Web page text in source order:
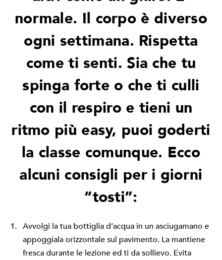
normale. Il corpo è diverso
ogni settimana. Rispetta
come ti senti. Sia che tu
spinga forte o che ti culli
con il respiro e tieni un
ritmo più easy, puoi goderti
la classe comunque. Ecco
alcuni consigli per i giorni
“tosti”:
Avvolgi la tua bottiglia d’acqua in un asciugamano e
appoggiala orizzontale sul pavimento. La mantiene
fresca durante le lezione ed ti da sollievo. Evita